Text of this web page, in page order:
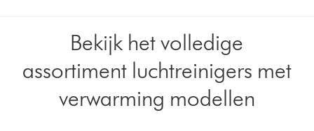
Bekijk het volledige
assortiment luchtreinigers met
verwarming modellen